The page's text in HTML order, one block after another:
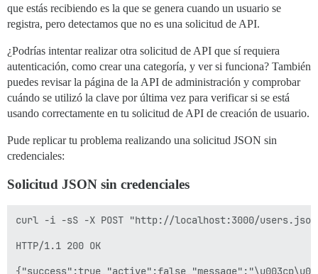
que estás recibiendo es la que se genera cuando un usuario se
registra, pero detectamos que no es una solicitud de API.
¿Podrías intentar realizar otra solicitud de API que sí requiera
autenticación, como crear una categoría, y ver si funciona? También
puedes revisar la página de la API de administración y comprobar
cuándo se utilizó la clave por última vez para verificar si se está
usando correctamente en tu solicitud de API de creación de usuario.
Pude replicar tu problema realizando una solicitud JSON sin
credenciales:
Solicitud JSON sin credenciales
curl -i -sS -X POST "http://localhost:3000/users.json"
HTTP/1.1 200 OK